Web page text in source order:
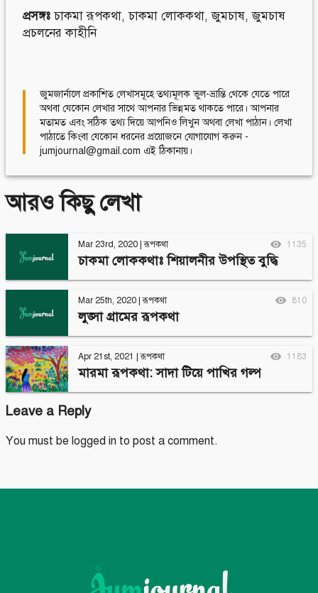
প্রসঙ্গঃচাকমা রূপকথা,চাকমা লোককথা,জুমচাষ,জুমচাষ
প্রচলনের কাহীনি
জুমজার্নালে প্রকাশিত লেখাসমূহে তথ্যমূলক ভুল-ভ্রান্তি থেকে যেতে পারে
অথবা যেকোন লেখার সাথে আপনার ভিন্নমত থাকতে পারে। আপনার
মতামত এবং সঠিক তথ্য দিয়ে আপনিও লিখুন অথবা লেখা পাঠান। লেখা
পাঠাতে কিংবা যেকোন ধরনের প্রয়োজনে যোগাযোগ করুন -
jumjournal@gmail.com এই ঠিকানায়।
আরও কিছু লেখা
Mar 23rd, 2020 |রূপকথা 1135
চাকমা লোককথাঃ শিয়ালনীর উপস্থিত বুদ্ধি
Mar 25th, 2020 |রূপকথা 810
লুঙ্সা গ্রামের রূপকথা
Apr 21st, 2021 |রূপকথা 1183
মারমা রূপকথা: সাদা টিয়ে পাখির গল্প
Leave a Reply
You must be logged in to post a comment.